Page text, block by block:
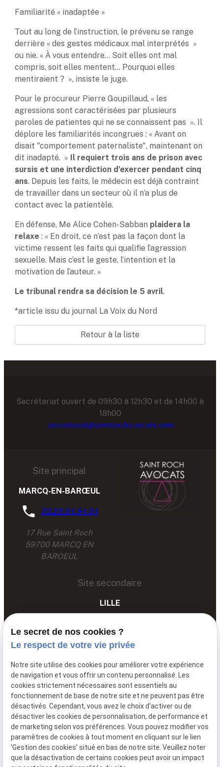
Familiarité « inadaptée »
Tout au long de l’instruction, le prévenu se range
derrière « des gestes médicaux mal interprétés »
ou nie. « À vous entendre… Soit elles ont mal
compris, soit elles mentent… Pourquoi elles
mentiraient ? », insiste le juge.
Pour le procureur Pierre Goupillaud, « les
agressions sont caractérisées par plusieurs
paroles de patientes qui ne se connaissent pas ». Il
déplore les familiarités incongrues : « Avant on
disait "comportement paternaliste", maintenant on
dit inadapté. » Il requiert trois ans de prison avec
sursis et une interdiction d’exercer pendant cinq
ans. Depuis les faits, le médecin est déjà contraint
de travailler dans un secteur où il n’a plus de
contact avec la patientèle.
En défense, Me Alice Cohen-Sabban plaidera la
relaxe : « En droit, ce n’est pas la façon dont la
victime ressent les faits qui qualifie l’agression
sexuelle. Mais c’est le geste, l’intention et la
motivation de l’auteur. »
Le tribunal rendra sa décision le 5 avril.
*article issu du journal La Voix du Nord
Retour à la liste
Secrétariat ouvert de 09h30 à 12h30 et de 14h00 à
18h00
secretariat@saintrochavocats.com
Site principal
MARCQ-EN-BARŒUL
03.20.04.54.04
17 Rue Saint Roch
59700 MARCQ EN
BAROEUL
Site secondaire
LILLE
68 Av. du Peuple Belge,
Mentions légales
Politique de
confidentialité
Gestion
des
Plan du
site
Siret: : 85061251600011
Le secret de nos cookies ?
Le respect de votre vie privée
Notre site utilise des cookies pour améliorer votre expérience
de navigation et vous offrir un contenu personnalisé. Les
cookies strictement nécessaires sont essentiels au
fonctionnement de base de notre site et ne peuvent pas être
désactivés. Cependant, vous avez le choix d'activer ou de
désactiver les cookies de personnalisation, de performance et
de marketing selon vos préférences. Vous pouvez modifier vos
paramètres de cookies à tout moment en cliquant sur le lien
'Gestion des cookies' situé en bas de notre site. Veuillez noter
que la désactivation de certains cookies peut avoir un impact